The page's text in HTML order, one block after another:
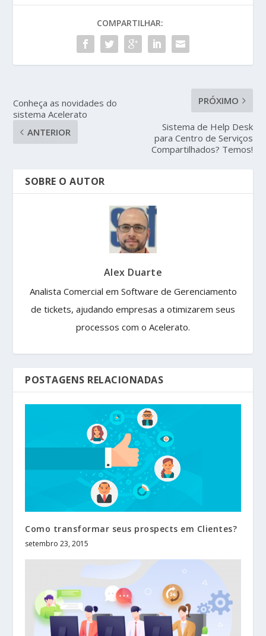
COMPARTILHAR:
Conheça as novidades do
sistema Acelerato
ANTERIOR
PRÓXIMO
Sistema de Help Desk
para Centro de Serviços
Compartilhados? Temos!
SOBRE O AUTOR
Alex Duarte
Analista Comercial em Software de Gerenciamento
de tickets, ajudando empresas a otimizarem seus
processos com o Acelerato.
POSTAGENS RELACIONADAS
Como transformar seus prospects em Clientes?
setembro 23, 2015